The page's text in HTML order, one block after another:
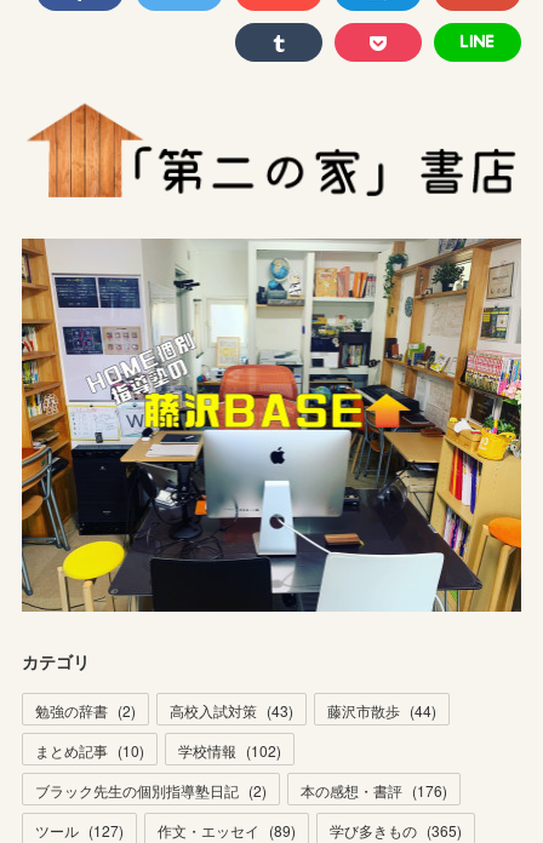
カテゴリ
勉強の辞書 (2) 高校入試対策 (43) 藤沢市散歩 (44)
まとめ記事 (10) 学校情報 (102)
ブラック先生の個別指導塾日記 (2) 本の感想・書評 (176)
ツール (127) 作文・エッセイ (89) 学び多きもの (365)